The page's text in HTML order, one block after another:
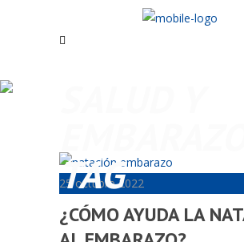
TAG
25 octubre 2022
¿CÓMO AYUDA LA